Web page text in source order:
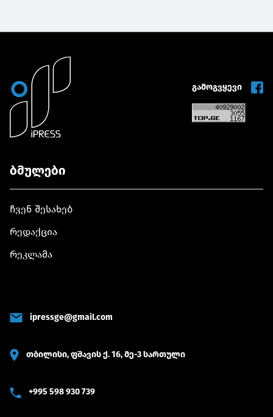
გამოგვყევი
ბმულები
ჩვენ შესახებ
რედაქცია
რეკლამა
ipressge@gmail.com
თბილისი, ფშავის ქ. 16, მე-3 სართული
+995 598 930 739